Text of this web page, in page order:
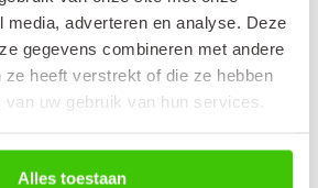
media, adverteren en analyse. Deze
gegevens combineren met andere
ze heeft verstrekt of die ze hebben
uw gebruik van hun services.
Alles toestaan